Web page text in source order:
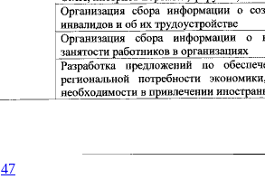
47